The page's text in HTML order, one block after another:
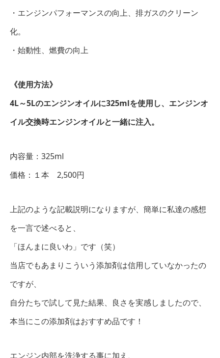
・エンジンパフォーマンスの向上、排ガスのクリーン
化。
・始動性、燃費の向上
《使用方法》
4L～5Lのエンジンオイルに325mlを使用し、エンジンオ
イル交換時エンジンオイルと一緒に注入。
内容量：325ml
価格：１本 2,500円
上記のような記載説明になりますが、簡単に私達の感想
を一言で述べると、
「ほんまに良いわ」です（笑）
当店でもあまりこういう添加剤は信用していなかったの
ですが、
自分たちで試して見た結果、良さを実感しましたので、
本当にこの添加剤はおすすめ品です！
エンジン内部を洗浄する事に加え、